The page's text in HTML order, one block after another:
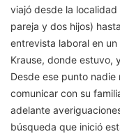
viajó desde la
pareja y dos hijos)
entrevista laboral en
Krause, donde estuvo,
Desde ese punto
comunicar con su
adelante
búsqueda que inició